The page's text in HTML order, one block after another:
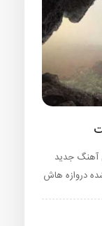
جدید
دروازه هاش